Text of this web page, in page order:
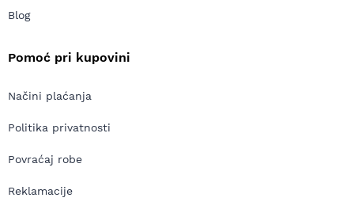
Blog
Pomoć pri kupovini
Načini plaćanja
Politika privatnosti
Povraćaj robe
Reklamacije